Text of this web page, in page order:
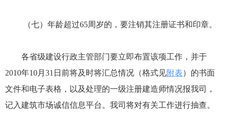
（七）年龄超过65周岁的，要注销其注册证书和印章。
各省级建设行政主管部门要立即布置该项工作，并于
2010年10月31日前将及时将汇总情况（格式见附表）的书面
文件和电子表格，以及处理的一级注册建造师情况报我司，
记入建筑市场诚信信息平台。我司将对有关工作进行抽查。